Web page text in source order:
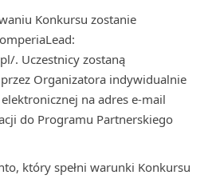
Konkursu zostanie
. Uczestnicy zostaną
Organizatora indywidualnie
na adres e-mail
do Programu Partnerskiego
który spełni warunki Konkursu